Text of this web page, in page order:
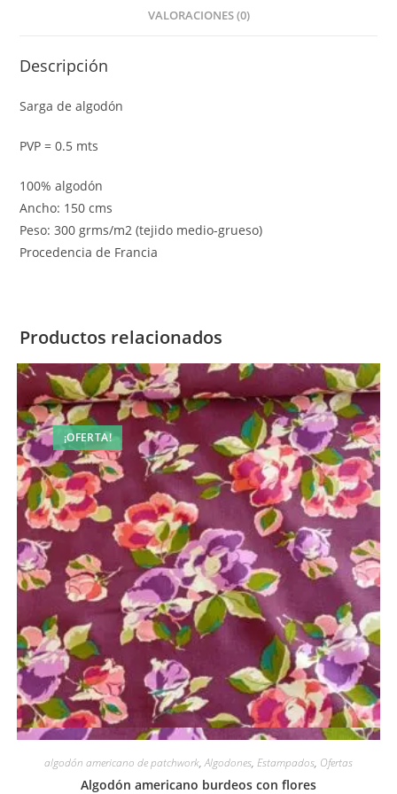
VALORACIONES (0)
Descripción
Sarga de algodón
PVP = 0.5 mts
100% algodón
Ancho: 150 cms
Peso: 300 grms/m2 (tejido medio-grueso)
Procedencia de Francia
Productos relacionados
¡OFERTA!
Vista rápida
algodón americano de patchwork,Algodones, Estampados, Ofertas
Algodón americano burdeos con flores